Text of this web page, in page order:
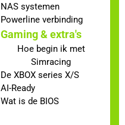
NAS systemen
Powerline verbinding
Gaming & extra's
Hoe begin ik met
Simracing
De XBOX series X/S
AI-Ready
Wat is de BIOS